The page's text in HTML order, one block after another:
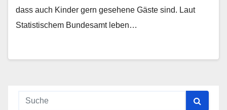
dass auch Kinder gern gesehene Gäste sind. Laut
Statistischem Bundesamt leben…